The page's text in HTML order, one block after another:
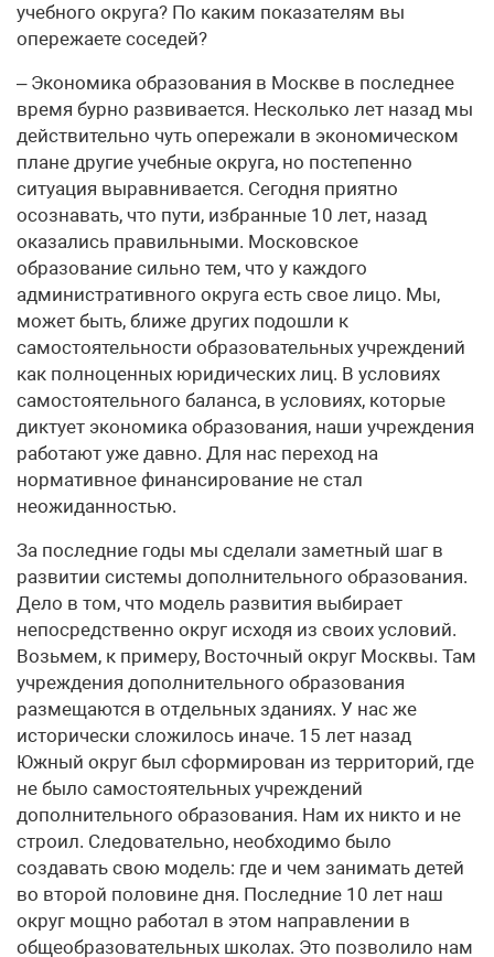
учебного округа? По каким показателям вы
опережаете соседей?
– Экономика образования в Москве в последнее
время бурно развивается. Несколько лет назад мы
действительно чуть опережали в экономическом
плане другие учебные округа, но постепенно
ситуация выравнивается. Сегодня приятно
осознавать, что пути, избранные 10 лет, назад
оказались правильными. Московское
образование сильно тем, что у каждого
административного округа есть свое лицо. Мы,
может быть, ближе других подошли к
самостоятельности образовательных учреждений
как полноценных юридических лиц. В условиях
самостоятельного баланса, в условиях, которые
диктует экономика образования, наши учреждения
работают уже давно. Для нас переход на
нормативное финансирование не стал
неожиданностью.
За последние годы мы сделали заметный шаг в
развитии системы дополнительного образования.
Дело в том, что модель развития выбирает
непосредственно округ исходя из своих условий.
Возьмем, к примеру, Восточный округ Москвы. Там
учреждения дополнительного образования
размещаются в отдельных зданиях. У нас же
исторически сложилось иначе. 15 лет назад
Южный округ был сформирован из территорий, где
не было самостоятельных учреждений
дополнительного образования. Нам их никто и не
строил. Следовательно, необходимо было
создавать свою модель: где и чем занимать детей
во второй половине дня. Последние 10 лет наш
округ мощно работал в этом направлении в
общеобразовательных школах. Это позволило нам